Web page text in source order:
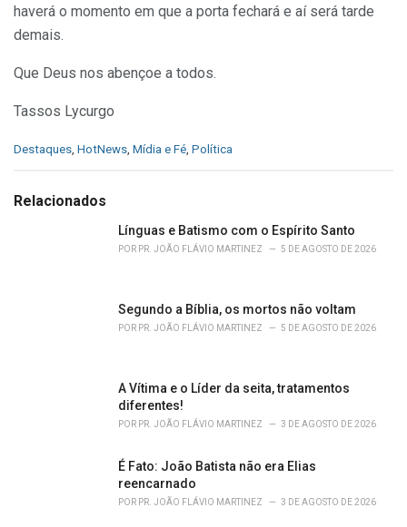
haverá o momento em que a porta fechará e aí será tarde
demais.
Que Deus nos abençoe a todos.
Tassos Lycurgo
C
e
Destaques, HotNews, Mídia e Fé, Política
Relacionados
Línguas e Batismo com o Espírito Santo
POR PR. JOÃO FLÁVIO MARTINEZ 5 DE AGOSTO DE 2026
Segundo a Bíblia, os mortos não voltam
POR PR. JOÃO FLÁVIO MARTINEZ 5 DE AGOSTO DE 2026
A Vítima e o Líder da seita, tratamentos
diferentes!
POR PR. JOÃO FLÁVIO MARTINEZ 3 DE AGOSTO DE 2026
É Fato: João Batista não era Elias
reencarnado
POR PR. JOÃO FLÁVIO MARTINEZ 3 DE AGOSTO DE 2026